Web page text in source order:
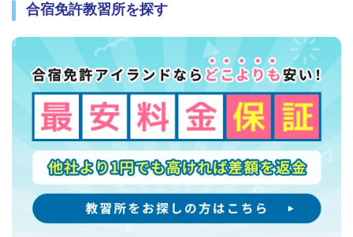
合宿免許教習所を探す